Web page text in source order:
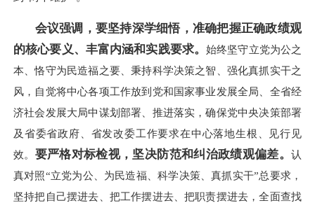
会议强调，要坚持深学细悟，准确把握正确政绩观
的核心要义、丰富内涵和实践要求。 始终坚守立党为公之
本、恪守为民造福之要、秉持科学决策之智、强化真抓实干之
风，自觉将中心各项工作放到党和国家事业发展全局、全省经
济社会发展大局中谋划部署、推进落实，确保党中央决策部署
及省委省政府、省发改委工作要求在中心落地生根、见行见
效。 要严格对标检视，坚决防范和纠治政绩观偏差。认
真对照“立党为公、为民造福、科学决策、真抓实干”总要求，
坚持把自己摆进去、把工作摆进去、把职责摆进去，全面查找